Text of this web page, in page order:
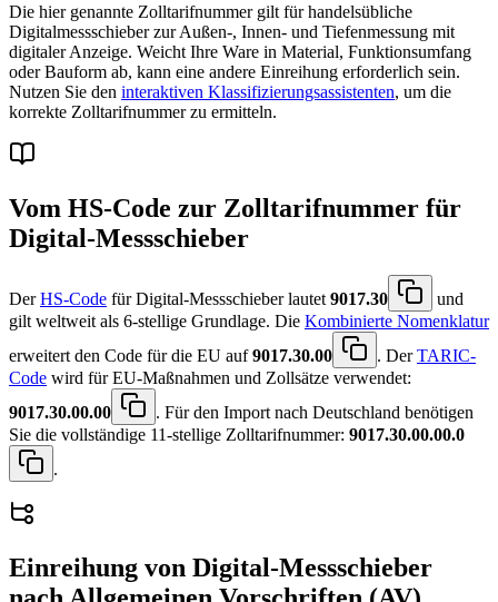
Die hier genannte Zolltarifnummer gilt für handelsübliche
Digitalmessschieber zur Außen-, Innen- und Tiefenmessung mit
digitaler Anzeige. Weicht Ihre Ware in Material, Funktionsumfang
oder Bauform ab, kann eine andere Einreihung erforderlich sein.
Nutzen Sie den interaktiven Klassifizierungsassistenten, um die
korrekte Zolltarifnummer zu ermitteln.
Vom HS-Code zur Zolltarifnummer für
Digital-Messschieber
DerHS-Code für Digital-Messschieber lautet9017.30
und
gilt weltweit als 6-stellige Grundlage. Die Kombinierte Nomenklatur
erweitert den Code für die EU auf9017.30.00 . DerTARIC-
Code wird für EU-Maßnahmen und Zollsätze verwendet:
9017.30.00.00
. Für den Import nach Deutschland benötigen
Sie die vollständige 11-stellige Zolltarifnummer: 9017.30.00.00.0
.
Einreihung von Digital-Messschieber